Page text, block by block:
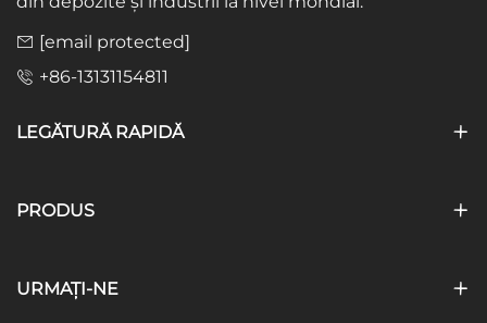
[email protected]
+86-13131154811
LEGĂTURĂ RAPIDĂ
PRODUS
URMAȚI-NE